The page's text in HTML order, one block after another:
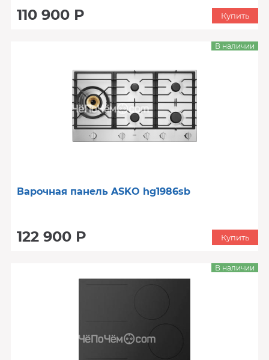
110 900 Р Купить
Варочная панель ASKO hg1986sb
122 900 Р
В наличии
Купить
В наличии